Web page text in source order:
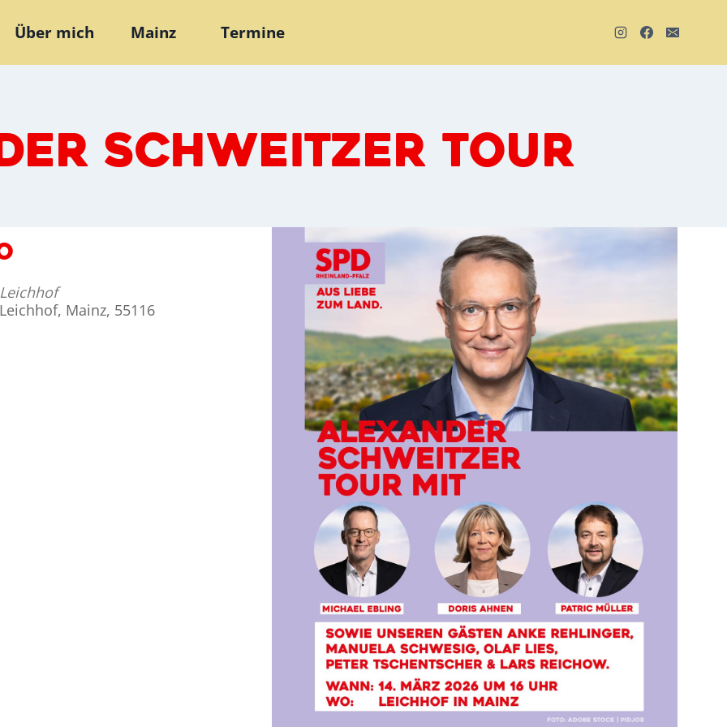
Über mich Mainz Termine
SCHWEITZER TOUR
Office 365 Outlook Live
Leichhof
Leichhof, Mainz, 55116